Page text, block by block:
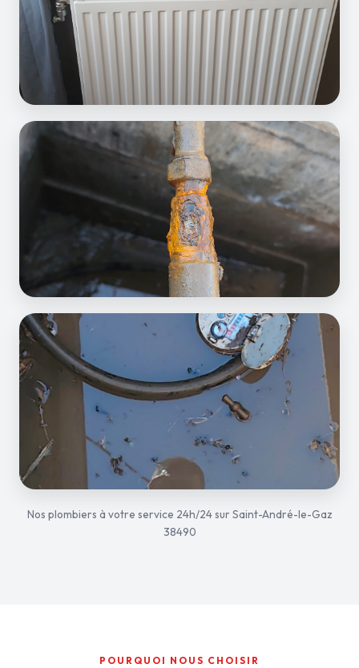
Nos plombiers à votre service 24h/24 sur Saint-André-le-Gaz
38490
POURQUOI NOUS CHOISIR